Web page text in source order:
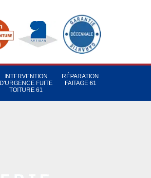
INTERVENTION
D'URGENCE FUITE
TOITURE 61
RÉPARATION
FAITAGE 61